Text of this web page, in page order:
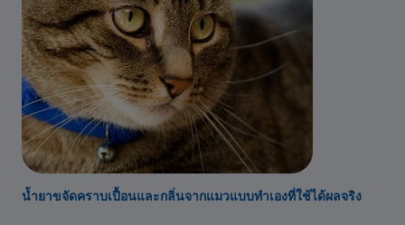
น้ำยาขจัดคราบเปื้อนและกลิ่นจากแมวแบบทำเองที่ใช้ได้ผลจริง